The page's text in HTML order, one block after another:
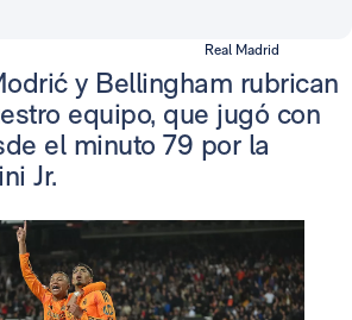
Real Madrid
y Bellingham rubrican
equipo, que jugó con
el minuto 79 por la
Jr.